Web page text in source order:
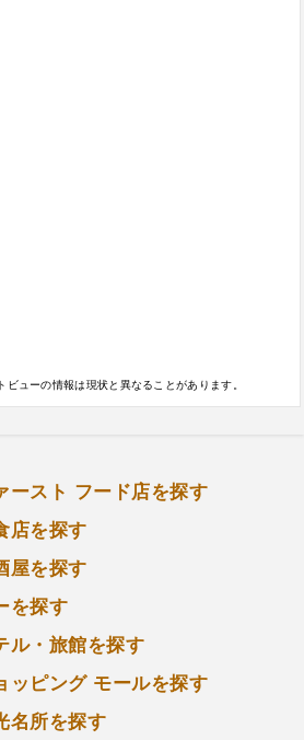
ビューの情報は現状と異なることがあります。
ースト フード店を探す
店を探す
屋を探す
を探す
ル・旅館を探す
ッピング モールを探す
名所を探す